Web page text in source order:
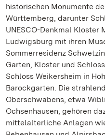
historischen Monumente
Württemberg, darunter
UNESCO-Denkmal Kloster
Ludwigsburg mit ihren
Sommerresidenz
Garten, Kloster und
Schloss Weikersheim in
Barockgarten. Die
Oberschwabens, etwa
Ochsenhausen, gehören
mittelalterliche Anlagen